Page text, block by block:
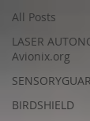
All Posts
LASER
Avionix.org
BIRDSHIELD